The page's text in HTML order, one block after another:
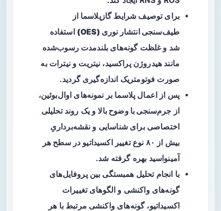
برای توصیف شرایط گازپلاسما از
طیف‌سنجی انتشار نوری (OES)
استفاده
شد و غلظت گونه‌های بلندمدت رسوب‌شده
مانند هیدروژن پراکسید، نیتریت و نیترات به
صورت فوتومتریک اندازه‌گیری گردید.
پس از اعمال پلاسما بر نمونه‌های اوال‌بوئین،
از جرم‌سنجی با وضوح بالاو یک روند تحلیلی
اختصاصی برای شناسایی و نقشه‌برداریِ
بیش از ۸۰ نوع تغییر اکسیداتیو در سطح هر
آمینواسید بهره گرفته شد.
با انجام تحلیل همبستگی بین پروفایل‌های
گونه‌های واکنشی و الگوهای تغییرات
اکسیداتیو، گونه‌های واکنشی مرتبط با هر